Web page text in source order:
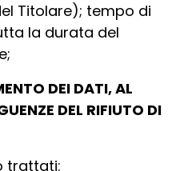
Titolare); tempo di
la durata del
DEI DATI, AL
DEL RIFIUTO DI
trattati: